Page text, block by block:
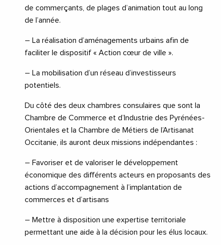
de commerçants, de plages d’animation tout au long
de l’année.
– La réalisation d’aménagements urbains afin de
faciliter le dispositif « Action cœur de ville ».
– La mobilisation d’un réseau d’investisseurs
potentiels.
Du côté des deux chambres consulaires que sont la
Chambre de Commerce et d’Industrie des Pyrénées-
Orientales et la Chambre de Métiers de l’Artisanat
Occitanie, ils auront deux missions indépendantes :
– Favoriser et de valoriser le développement
économique des différents acteurs en proposants des
actions d’accompagnement à l’implantation de
commerces et d’artisans
– Mettre à disposition une expertise territoriale
permettant une aide à la décision pour les élus locaux.